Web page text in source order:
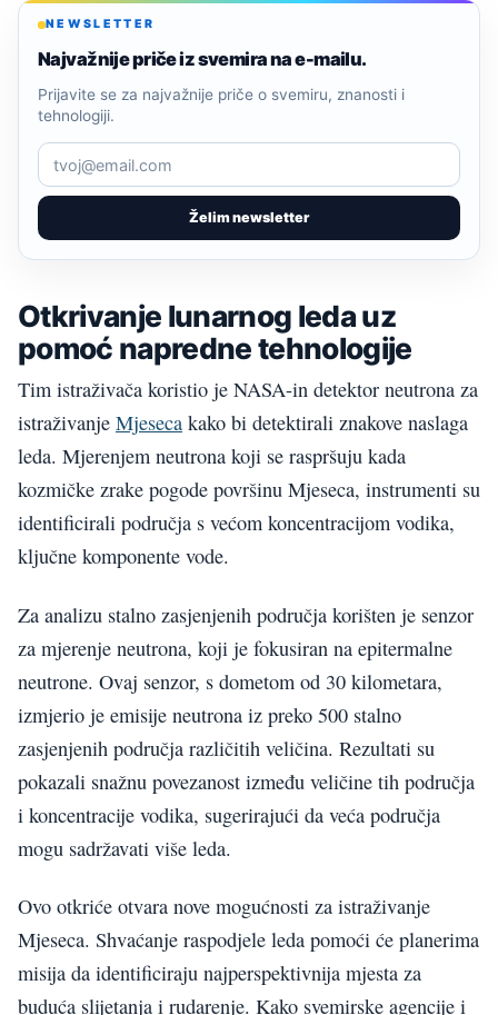
NEWSLETTER
Najvažnije priče iz svemira na e-mailu.
Želim newsletter
Prijavite se za najvažnije priče o svemiru, znanosti i
tehnologiji.
Otkrivanje lunarnog leda uz
pomoć napredne tehnologije
Tim istraživača koristio je NASA-in detektor neutrona za
istraživanje Mjeseca kako bi detektirali znakove naslaga
leda. Mjerenjem neutrona koji se raspršuju kada
kozmičke zrake pogode površinu Mjeseca, instrumenti su
identificirali područja s većom koncentracijom vodika,
ključne komponente vode.
Za analizu stalno zasjenjenih područja korišten je senzor
za mjerenje neutrona, koji je fokusiran na epitermalne
neutrone. Ovaj senzor, s dometom od 30 kilometara,
izmjerio je emisije neutrona iz preko 500 stalno
zasjenjenih područja različitih veličina. Rezultati su
pokazali snažnu povezanost između veličine tih područja
i koncentracije vodika, sugerirajući da veća područja
mogu sadržavati više leda.
Ovo otkriće otvara nove mogućnosti za istraživanje
Mjeseca. Shvaćanje raspodjele leda pomoći će planerima
misija da identificiraju najperspektivnija mjesta za
buduća slijetanja i rudarenje. Kako svemirske agencije i